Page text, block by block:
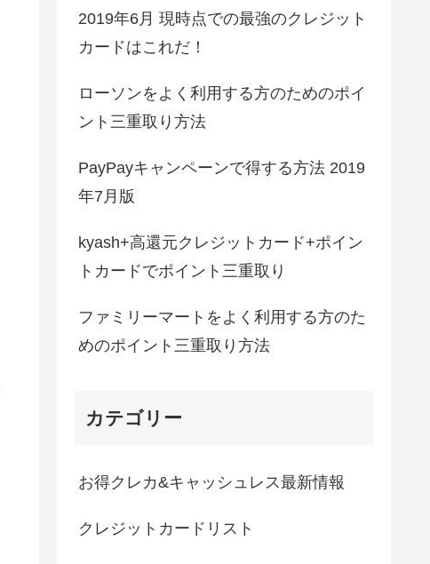
2019年6月 現時点での最強のクレジット
カードはこれだ！
ローソンをよく利用する方のためのポイ
ント三重取り方法
PayPayキャンペーンで得する方法 2019
年7月版
kyash+高還元クレジットカード+ポイン
トカードでポイント三重取り
ファミリーマートをよく利用する方のた
めのポイント三重取り方法
カテゴリー
お得クレカ&キャッシュレス最新情報
クレジットカードリスト